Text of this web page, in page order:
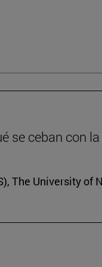
se ceban con
The University of